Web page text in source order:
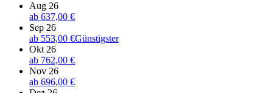
Aug 26
ab 637,00 €
Sep 26
ab 553,00 €Günstigster
Okt 26
ab 762,00 €
Nov 26
ab 696,00 €